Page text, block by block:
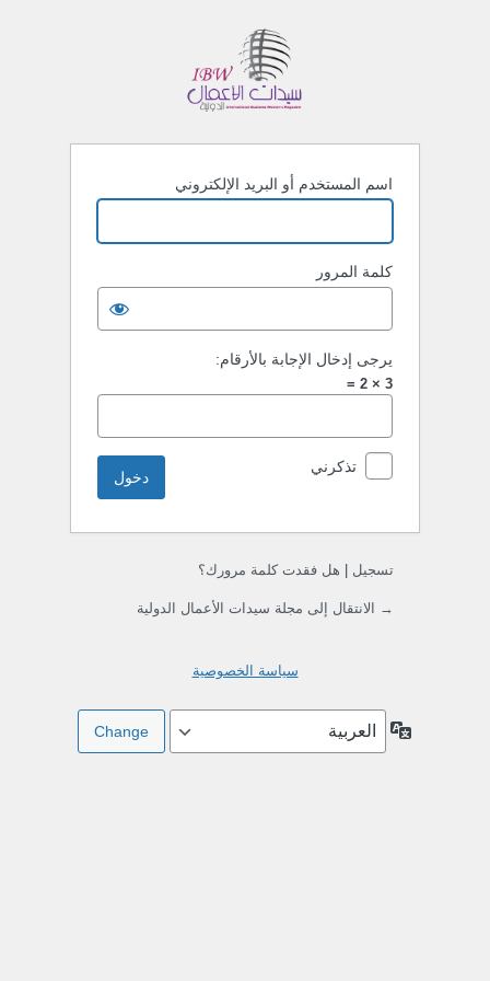
اسم المستخدم أو البريد الإلكتروني
كلمة المرور
يرجى إدخال الإجابة بالأرقام:
3 × 2 =
تذكرني
تسجيل هل فقدت كلمة مرورك؟
→ الانتقال إلى مجلة سيدات الأعمال الدولية
سياسة الخصوصية
اللغة